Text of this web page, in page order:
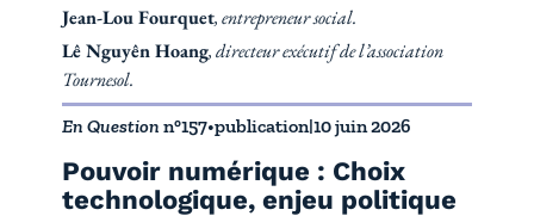
Jean-Lou Fourquet, entrepreneur social.
Lê Nguyên Hoang, directeur exécutif de l’association
Tournesol.
Pouvoir numérique : Choix
technologique, enjeu politique
En Question n°157•publication|10 juin 2026